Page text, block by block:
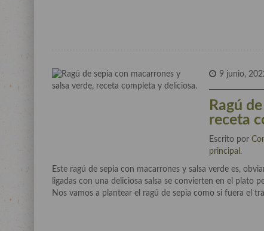
9 junio,
Ragú
receta
Escrito por
principal .
Este ragú de sepia con macarrones y salsa verde es,
ligadas con una deliciosa salsa se convierten en el plato
Nos vamos a plantear el ragú de sepia como si fuera el